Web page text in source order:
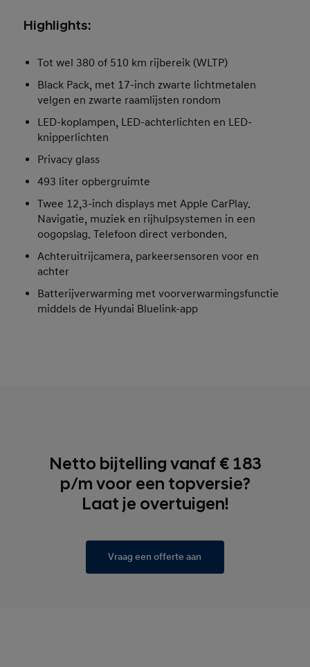
Highlights:
Tot wel 380 of 510 km rijbereik (WLTP)
Black Pack, met 17-inch zwarte lichtmetalen
velgen en zwarte raamlijsten rondom
LED-koplampen, LED-achterlichten en LED-
knipperlichten
Privacy glass
493 liter opbergruimte
Twee 12,3-inch displays met Apple CarPlay.
Navigatie, muziek en rijhulpsystemen in een
oogopslag. Telefoon direct verbonden.
Achteruitrijcamera, parkeersensoren voor en
achter
Batterijverwarming met voorverwarmingsfunctie
middels de Hyundai Bluelink-app
Netto bijtelling vanaf € 183
p/m voor een topversie?
Laat je overtuigen!
Vraag een offerte aan